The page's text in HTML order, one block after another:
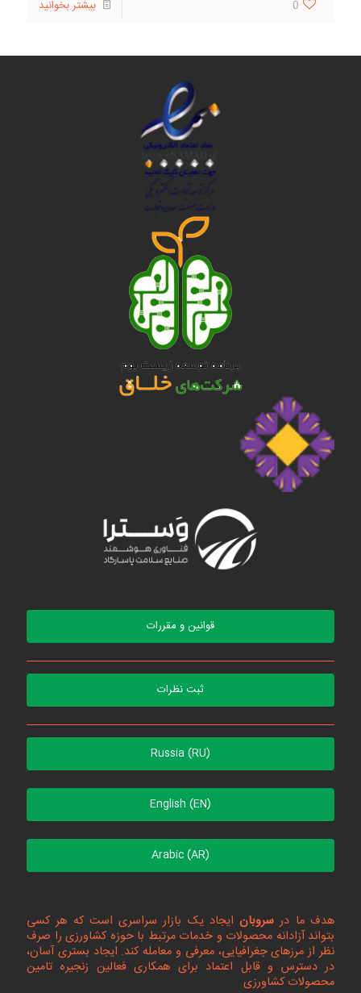
0 بیشتر بخوانید
قوانین و مقررات
ثبت نظرات
Russia (RU)
English (EN)
Arabic (AR)
هدف ما در سروبانایجاد یک بازار سراسری است که هر کسی
بتواند آزادانه محصولات و خدمات مرتبط با حوزه کشاورزی را صرف
نظر از مرزهای جغرافیایی، معرفی و معامله کند. ایجاد بستری آسان،
در دسترس و قابل اعتماد برای همکاری فعالین زنجیره تامین
محصولات کشاورزی